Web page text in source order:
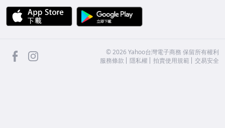
APP Store
facebook ©2026 Yahoo台灣電子商務 保留所有權利
服務條款
隱私權 拍賣使用規範 交易安全